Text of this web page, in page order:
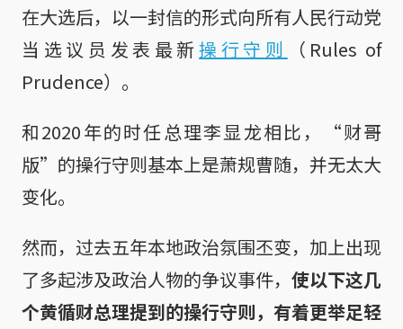
在大选后，以一封信的形式向所有人民行动党
当选议员发表最新操行守则
（Rules of
Prudence）。
和2020年的时任总理李显龙相比，“财哥
版”的操行守则基本上是萧规曹随，并无太大
变化。
然而，过去五年本地政治氛围丕变，加上出现
了多起涉及政治人物的争议事件， 使以下这几
个黄循财总理提到的操行守则，有着更举足轻